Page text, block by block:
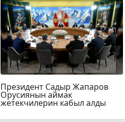
Президент Садыр Жапаров
Орусиянын аймак
жетекчилерин кабыл алды